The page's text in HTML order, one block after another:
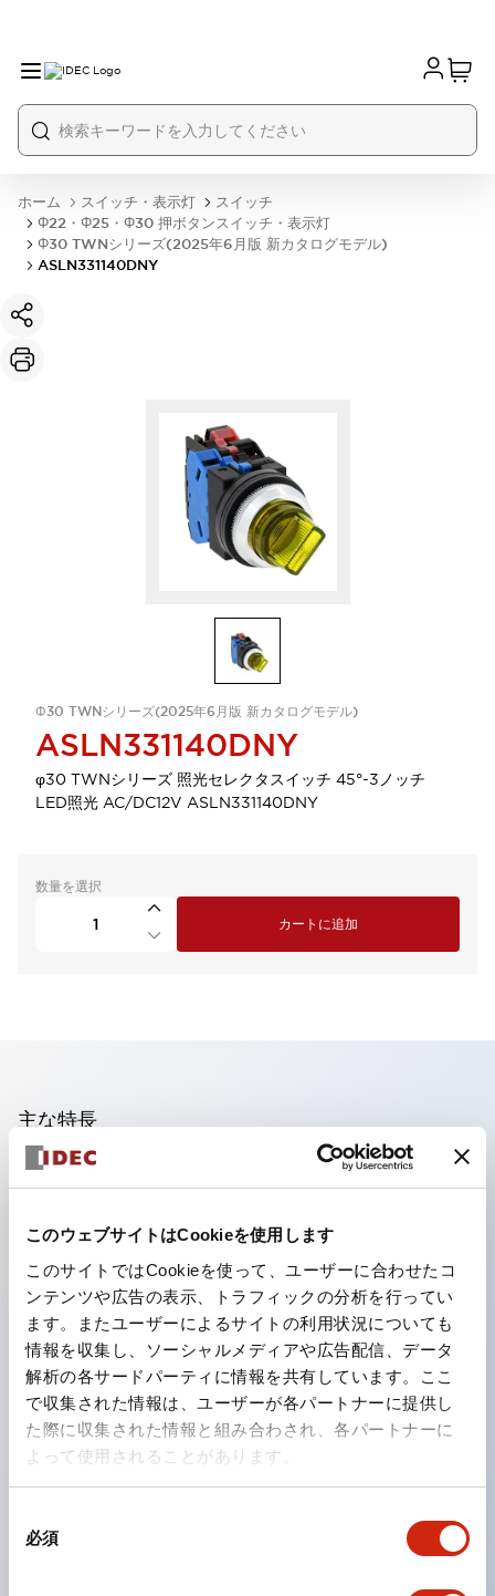
このウェブサイトはCookieを使用します
このサイトではCookieを使って、ユーザーに合わせたコ
ンテンツや広告の表示、トラフィックの分析を行ってい
ます。またユーザーによるサイトの利用状況についても
情報を収集し、ソーシャルメディアや広告配信、データ
解析の各サードパーティに情報を共有しています。ここ
で収集された情報は、ユーザーが各パートナーに提供し
た際に収集された情報と組み合わされ、各パートナーに
よって使用されることがあります。
必須
ホーム スイッチ・表示灯
スイッチ
Φ22・Φ25・Φ30 押ボタンスイッチ・表示灯
Φ30 TWNシリーズ(2025年6月版 新カタログモデル)
ASLN331140DNY
Φ30 TWNシリーズ(2025年6月版 新カタログモデル)
ASLN331140DNY
φ30 TWNシリーズ 照光セレクタスイッチ 45°-3ノッチ
LED照光 AC/DC12V ASLN331140DNY
数量を選択
カートに追加
主な特長
照光ユニットの低電圧タイプ(6～24Vタイプ)は2026
フィンガープロテクション構造、ねじアップ端子構造、
保護構造IP20に対応したHW-U形コンタクトブロック
を搭載。
高電圧タイプのLED球が搭載可能になり、ダイレクト
タイプの定格使用電圧が最大240Vまで対応可能になり
ました。
ひとつで6色の役をこなすLED球（LSRD球）。これま
UL、CSA、TÜV、CCC認証品。